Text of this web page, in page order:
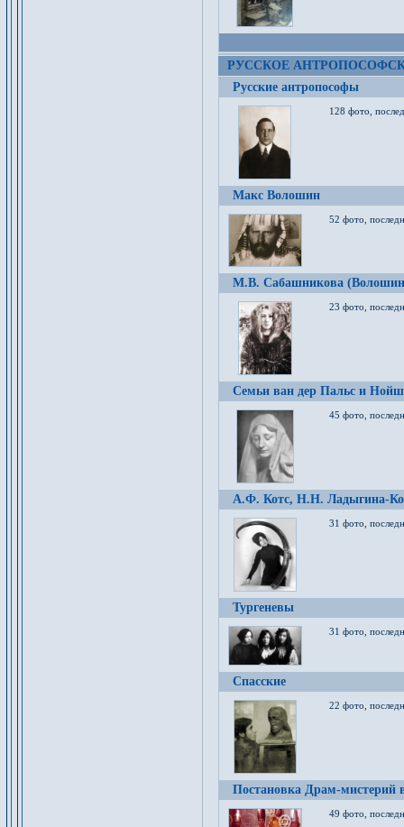
РУССКОЕ
Русские антропософы
128 фото,
Макс Волошин
52 фото,
М.В. Сабашникова
23 фото,
Семьи ван дер Пальс и
45 фото,
А.Ф. Котс, Н.Н. Ладыгина-
31 фото,
Тургеневы
31 фото,
Спасские
22 фото,
Постановка Драм-мистерий
49 фото,